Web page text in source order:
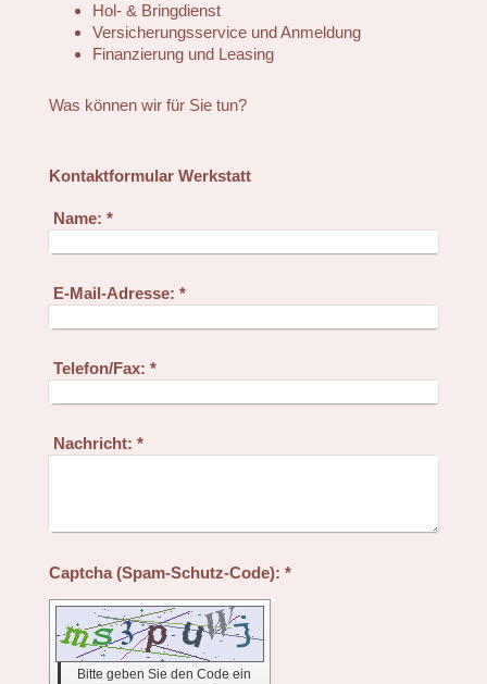
Hol- & Bringdienst
Versicherungsservice und Anmeldung
Finanzierung und Leasing
Was können wir für Sie tun?
Kontaktformular Werkstatt
Name: *
E-Mail-Adresse: *
Telefon/Fax: *
Nachricht: *
Captcha (Spam-Schutz-Code): *
Bitte geben Sie den Code ein